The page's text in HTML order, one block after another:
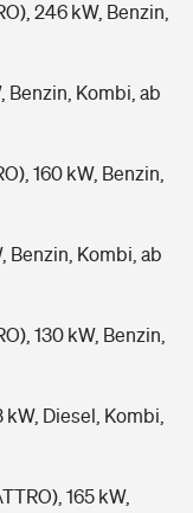
246 kW, Benzin,
Benzin, Kombi, ab
160 kW, Benzin,
Benzin, Kombi, ab
130 kW, Benzin,
kW, Diesel, Kombi,
165 kW,